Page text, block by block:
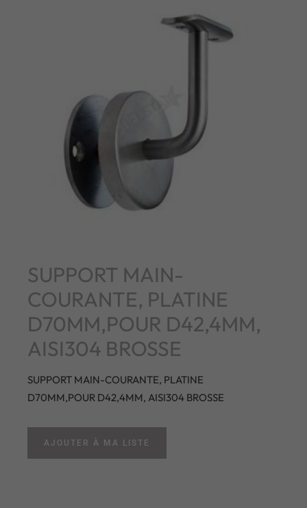
SUPPORT MAIN-
COURANTE, PLATINE
D70MM,POUR D42,4MM,
AISI304 BROSSE
SUPPORT MAIN-COURANTE, PLATINE
D70MM,POUR D42,4MM, AISI304 BROSSE
AJOUTER À MA LISTE